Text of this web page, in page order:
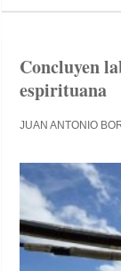
Concluyen
espirituana
JUAN ANTONIO